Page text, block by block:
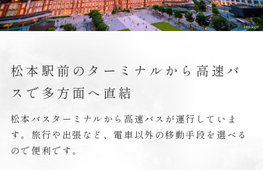
松本駅前のターミナルから高速バ
スで多方面へ直結
松本バスターミナルから高速バスが運行していま
す。旅行や出張など、電車以外の移動手段を選べる
ので便利です。